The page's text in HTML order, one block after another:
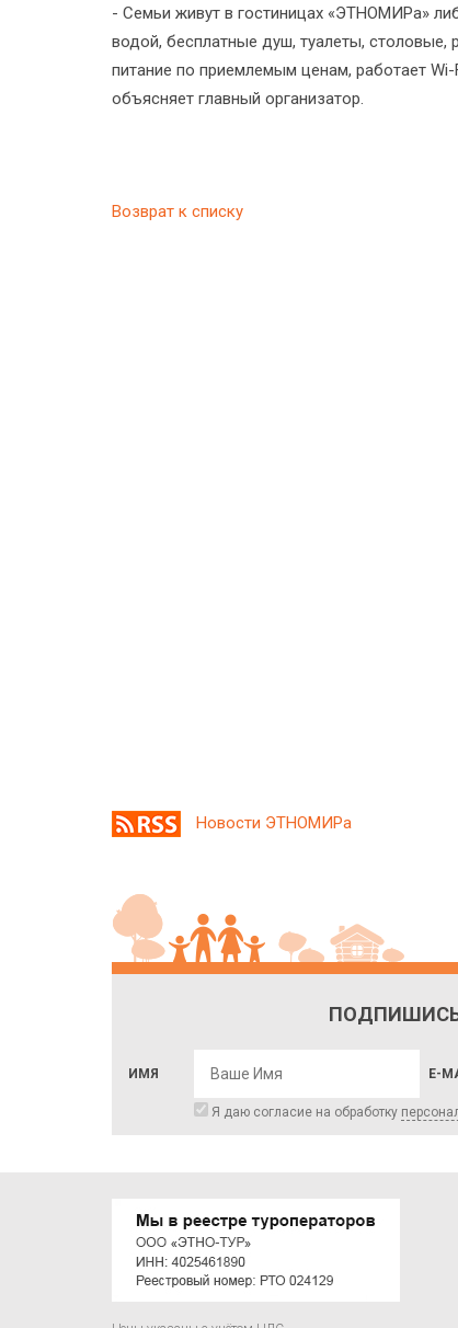
- Семьи живут в гостиницах «ЭТНОМИРа»
водой, бесплатные душ, туалеты, столовые,
питание по приемлемым ценам, работает
объясняет главный организатор.
Возврат к списку
Новости ЭТНОМИРа
ИМЯ E-
Я даю согласие на обработку